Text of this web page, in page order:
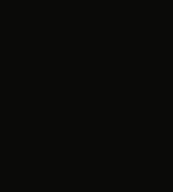
tab